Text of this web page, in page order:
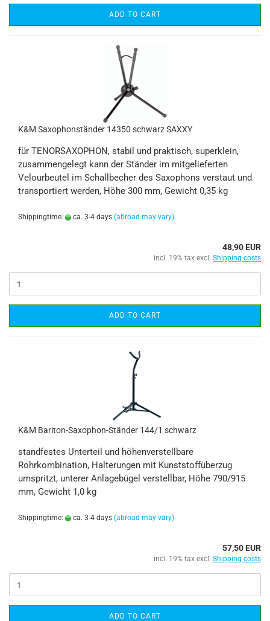
ADD TO CART
K&M Saxophonständer 14350 schwarz SAXXY
für TENORSAXOPHON, stabil und praktisch, superklein,
zusammengelegt kann der Ständer im mitgelieferten
Velourbeutel im Schallbecher des Saxophons verstaut und
transportiert werden, Höhe 300 mm, Gewicht 0,35 kg
Shippingtime: ca. 3-4 days (abroad may vary)
48,90 EUR
incl. 19% tax excl. Shipping costs
ADD TO CART
K&M Bariton-Saxophon-Ständer 144/1 schwarz
standfestes Unterteil und höhenverstellbare
Rohrkombination, Halterungen mit Kunststoffüberzug
umspritzt, unterer Anlagebügel verstellbar, Höhe 790/915
mm, Gewicht 1,0 kg
Shippingtime: ca. 3-4 days (abroad may vary)
57,50 EUR
incl. 19% tax excl. Shipping costs
ADD TO CART